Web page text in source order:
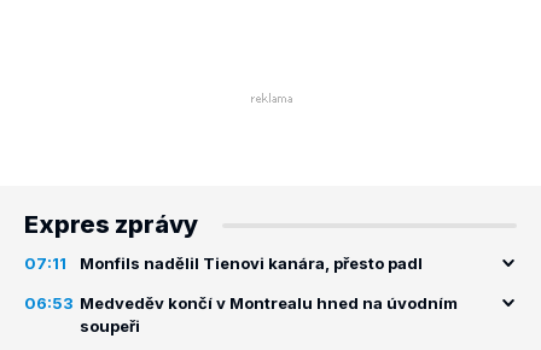
Expres zprávy
07:11 Monfils nadělil Tienovi kanára, přesto padl
06:53 Medveděv končí v Montrealu hned na úvodním
soupeři